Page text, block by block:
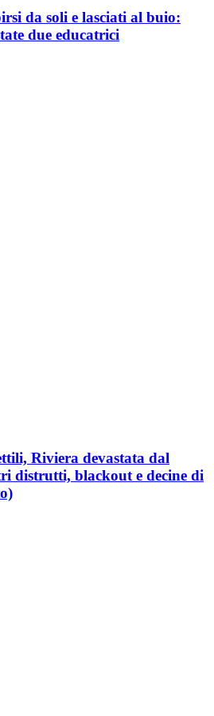
da soli e lasciati al buio:
due educatrici
Riviera devastata dal
distrutti, blackout e decine di